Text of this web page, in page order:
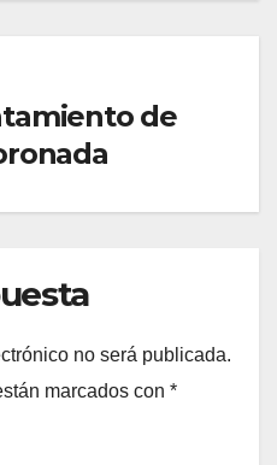
de
no será publicada.
marcados con *